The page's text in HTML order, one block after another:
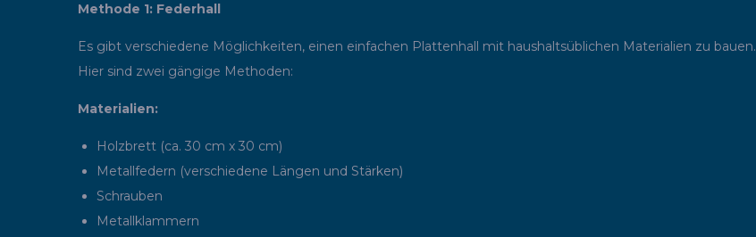
Methode 1: Federhall
Es gibt verschiedene Möglichkeiten, einen einfachen Plattenhall mit haushaltsüblichen Materialien zu bauen.
Hier sind zwei gängige Methoden:
Materialien:
Holzbrett (ca. 30 cm x 30 cm)
Metallfedern (verschiedene Längen und Stärken)
Schrauben
Metallklammern